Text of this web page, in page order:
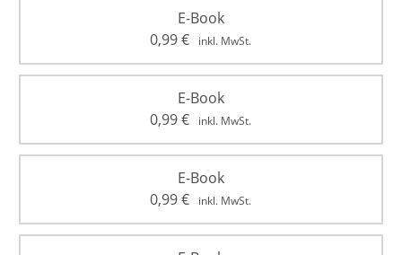
E-Book
0,99€ inkl. MwSt.
E-Book
0,99€ inkl. MwSt.
E-Book
0,99€ inkl. MwSt.